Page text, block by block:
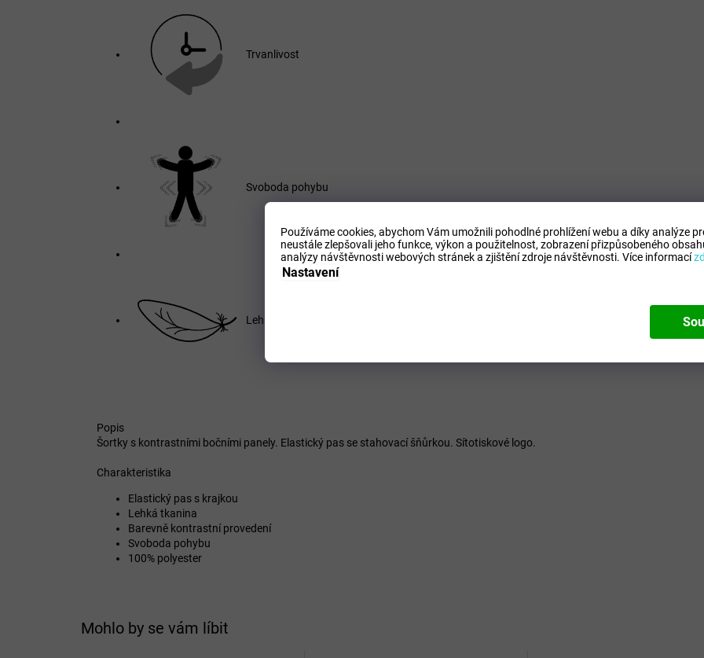
Používáme cookies, abychom Vám umožnili pohodlné prohlížení webu a díky analýze
neustále zlepšovali jeho funkce, výkon a použitelnost, zobrazení přizpůsobeného
analýzy návštěvnosti webových stránek a zjištění zdroje návštěvnosti. Více informací
Nastavení
Mohlo by se vám líbit
Trvanlivost
Svoboda pohybu
Lehká váha
Popis
Šortky s kontrastními bočními panely. Elastický pas se stahovací šňůrkou. Sítotiskové logo.
Charakteristika
Elastický pas s krajkou
Lehká tkanina
Barevně kontrastní provedení
Svoboda pohybu
100% polyester